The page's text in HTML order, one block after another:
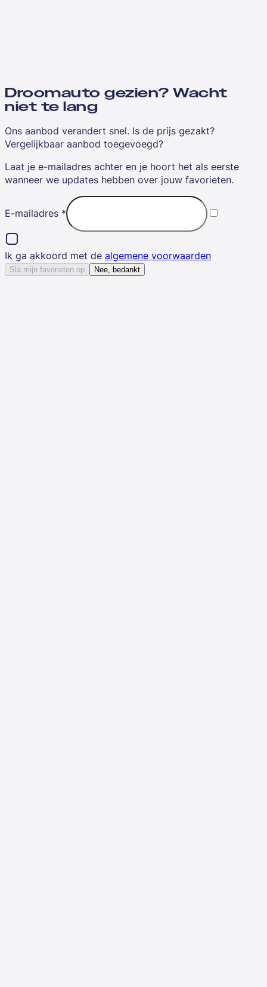
Droomauto gezien? Wacht
niet te lang
Ons aanbod verandert snel. Is de prijs gezakt?
Vergelijkbaar aanbod toegevoegd?
Laat je e-mailadres achter en je hoort het als eerste
wanneer we updates hebben over jouw favorieten.
E-mailadres *
Ik ga akkoord met de algemene voorwaarden
Sla mijn favorieten op Nee, bedankt